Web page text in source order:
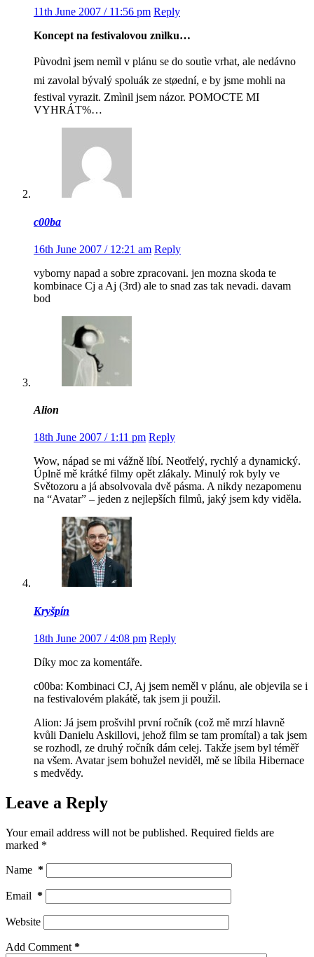
11th June 2007 / 11:56 pm Reply
Koncept na festivalovou znìlku…
Pùvodnì jsem nemìl v plánu se do soutìe vrhat, ale nedávno
mi zavolal bývalý spoluák ze støední, e by jsme mohli na
festival vyrazit. Zmìnil jsem názor. POMOCTE MI
VYHRÁT%…
c00ba
16th June 2007 / 12:21 am Reply
vyborny napad a sobre zpracovani. jen mozna skoda te
kombinace Cj a Aj (3rd) ale to snad zas tak nevadi. davam
bod
Alion
18th June 2007 / 1:11 pm Reply
Wow, nápad se mi vážně líbí. Neotřelý, rychlý a dynamický.
Úplně mě krátké filmy opět zlákaly. Minulý rok byly ve
Světozoru a já absolvovala dvě pásma. A nikdy nezapomenu
na “Avatar” – jeden z nejlepších filmů, jaký jsem kdy viděla.
Kryšpín
18th June 2007 / 4:08 pm Reply
Díky moc za komentáře.
c00ba: Kombinaci CJ, Aj jsem neměl v plánu, ale objevila se i
na festivalovém plakátě, tak jsem ji použil.
Alion: Já jsem prošvihl první ročník (což mě mrzí hlavně
kvůli Danielu Askillovi, jehož film se tam promítal) a tak jsem
se rozhodl, ze druhý ročník dám celej. Takže jsem byl téměř
na všem. Avatar jsem bohužel neviděl, mě se líbila Hibernace
s medvědy.
Leave a Reply
Your email address will not be published. Required fields are
marked *
Name *
Email *
Website
Add Comment *